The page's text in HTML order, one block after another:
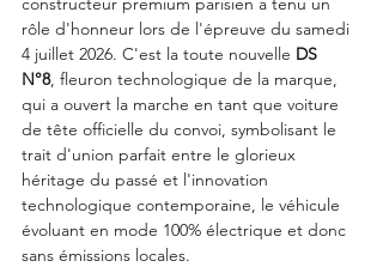
rôle d'honneur lors de l'épreuve du samedi
4 juillet 2026. C'est la toute nouvelle DS
N°8, fleuron technologique de la marque,
qui a ouvert la marche en tant que voiture
de tête officielle du convoi, symbolisant le
trait d'union parfait entre le glorieux
héritage du passé et l'innovation
technologique contemporaine, le véhicule
évoluant en mode 100% électrique et donc
sans émissions locales.